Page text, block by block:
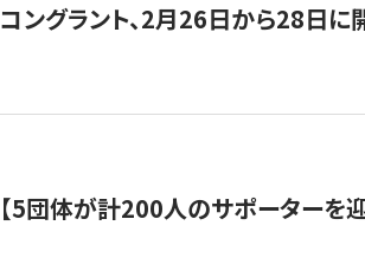
コングラント、2月26日から28日に
【5団体が計200人のサポーターを